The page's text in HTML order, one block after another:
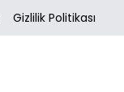
Gizlilik Politikası